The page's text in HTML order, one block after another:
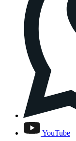
YouTube